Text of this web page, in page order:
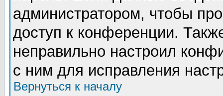
администратором, чтобы
доступ к конференции.
неправильно настроил
с ним для исправления
Вернуться к началу